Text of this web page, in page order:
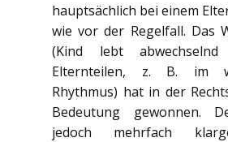
hauptsächlich bei einem
wie vor der Regelfall. Das
(Kind lebt
Elternteilen, z. B. im
Rhythmus) hat in der
Bedeutung gewonnen.
jedoch mehrfach